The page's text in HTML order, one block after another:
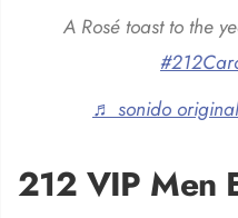
A Rosé toast to the
♬ sonido
212 VIP Men